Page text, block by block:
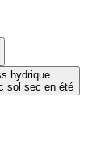
hydrique
sol sec en été